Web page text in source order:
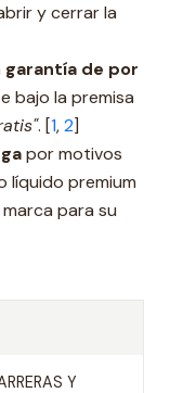
y cerrar la
garantía de por
bajo la premisa
. [1,2]
por motivos
líquido premium
para su
Y